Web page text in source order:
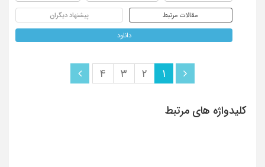
مقالات مرتبط پیشنهاد دیگران
دانلود
1
2
3
4
کلیدواژه های مرتبط